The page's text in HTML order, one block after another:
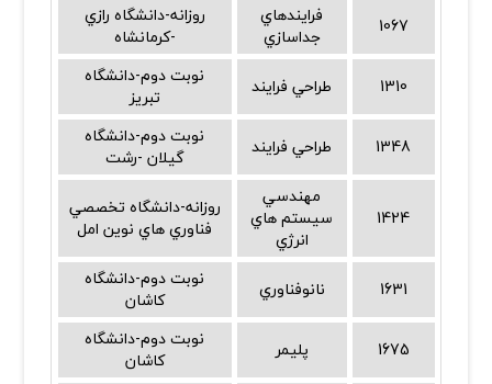
1067
فرايندهاي
جداسازي
روزانه-دانشگاه رازي
-كرمانشاه
1310
طراحي فرايند
نوبت دوم-دانشگاه
تبريز
1348
طراحي فرايند
نوبت دوم-دانشگاه
گيلان -رشت
1424
مهندسي
سيستم هاي
انرژي
روزانه-دانشگاه تخصصي
فناوري هاي نوين امل
1631 نانوفناوري
نوبت دوم-دانشگاه
كاشان
1675
پليمر
نوبت دوم-دانشگاه
كاشان